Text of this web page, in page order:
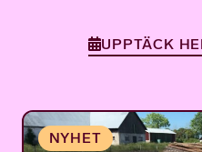
UPPTÄCK